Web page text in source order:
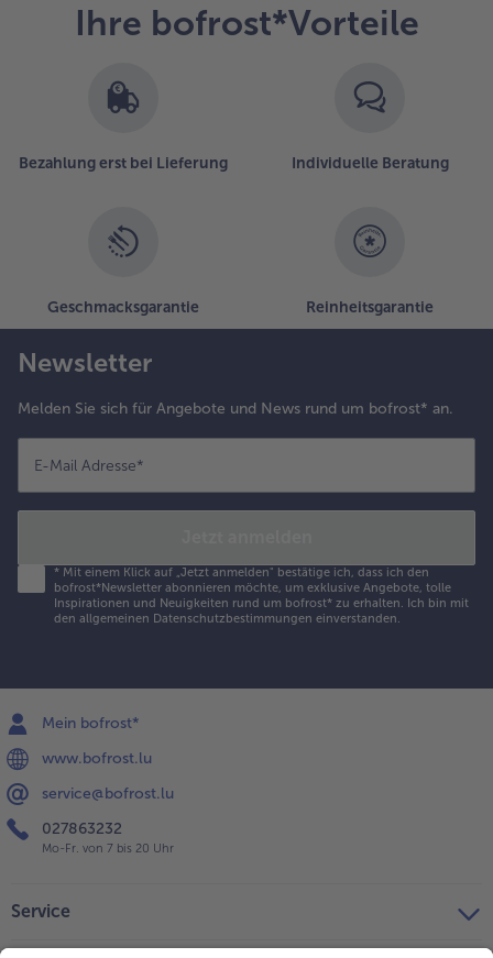
Ihre bofrost*Vorteile
Bezahlung erst bei Lieferung Individuelle Beratung
Geschmacksgarantie Reinheitsgarantie
Newsletter
Melden Sie sich für Angebote und News rund um bofrost* an.
E-Mail Adresse*
* Mit einem Klick auf „Jetzt anmelden" bestätige ich, dass ich den
bofrost*Newsletter abonnieren möchte, um exklusive Angebote, tolle
Inspirationen und Neuigkeiten rund um bofrost* zu erhalten. Ich bin mit
den allgemeinen Datenschutzbestimmungen einverstanden.
Mein bofrost*
www.bofrost.lu
service@bofrost.lu
027863232
Mo-Fr. von 7 bis 20 Uhr
Service